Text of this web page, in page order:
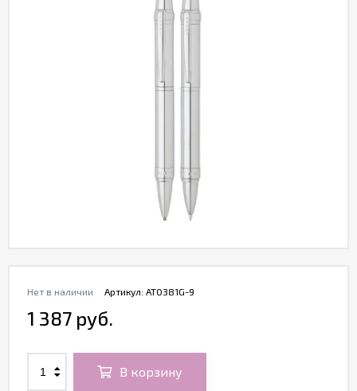
Артикул: AT0381G-9
Нет в наличии
1 387 руб.
В корзину